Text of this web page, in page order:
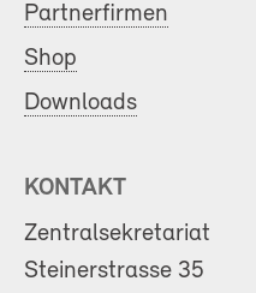
Partnerfirmen
Shop
Downloads
KONTAKT
Zentralsekretariat
Steinerstrasse 35